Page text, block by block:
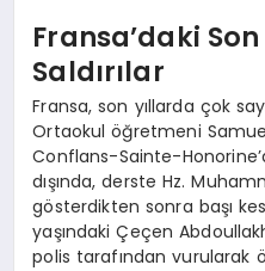
Fransa’daki
Saldırılar
Fransa, son yıllarda çok
Ortaokul öğretmeni
Conflans-Sainte-
dışında, derste Hz.
gösterdikten sonra başı
yaşındaki Çeçen
polis tarafından vurularak